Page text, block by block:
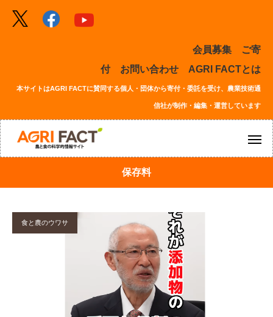
会員募集
ご寄
付
お問い合わせ AGRI FACTとは
本サイトはAGRI FACTに賛同する個人・団体から寄付・委託を受け、農業技術通
信社が制作・編集・運営しています
保存料
食と農のウワサ